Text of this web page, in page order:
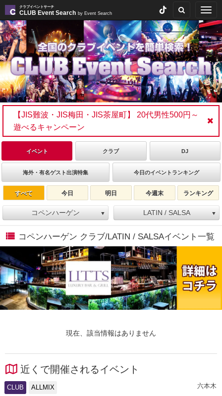
クラブイベントサーチ
CLUB Event Search by Event Search
【JIS難波・JIS梅田・JIS茶屋町】 20代男性500円～
遊べるキャンペーン
イベント クラブ DJ
海外・有名ゲスト出演特集 今日のイベントランキング
すべて 今日 明日 今週末 ランキング
コペンハーゲン ▼ LATIN / SALSA ▼
コペンハーゲン クラブ/LATIN / SALSAイベント一覧
現在、該当情報はありません
近くで開催されるイベント
CLUB ALLMIX 六本木